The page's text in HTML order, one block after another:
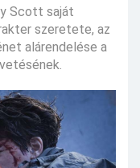
Scott saját
szeretete, az
alárendelése a